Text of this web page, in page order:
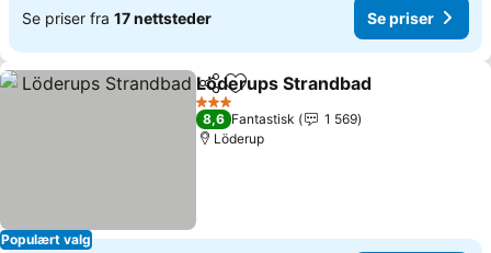
Se priser fra 17 nettsteder Se priser
Populært valg
Del Legg til i favoritter
Löderups Strandbad
3 Stjerner
8,6 Fantastisk
1 569
Löderup